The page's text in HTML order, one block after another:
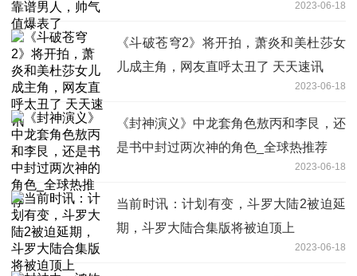
2023-06-18
《斗破苍穹2》将开拍，萧炎和美杜莎女
儿成主角，网友直呼太丑了 天天速讯
2023-06-18
《封神演义》中龙套角色敖丙和李艮，还
是书中封过两次神的角色_全球热推荐
2023-06-18
当前时讯：计划有变，斗罗大陆2被迫延
期，斗罗大陆合集版将被迫顶上
2023-06-18